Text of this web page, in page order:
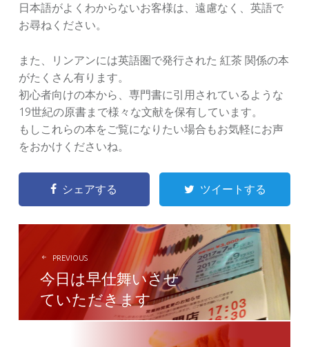
日本語がよくわからないお客様は、遠慮なく、英語で
お尋ねください。
また、リンアンには英語圏で発行された 紅茶 関係の本
がたくさん有ります。
初心者向けの本から、専門書に引用されているような
19世紀の原書まで様々な文献を保有しています。
もしこれらの本をご覧になりたい場合もお気軽にお声
をおかけくださいね。
シェアする ツイートする
POST
NAVIGATION
PREVIOUS
今日は早仕舞いさせ
ていただきます